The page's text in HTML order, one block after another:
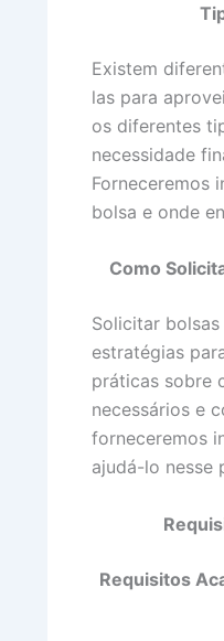
Existem
las para
os diferentes
necessidade
Forneceremos
bolsa e onde
Como
Solicitar
estratégias
práticas sobre
necessários e
forneceremos
ajudá-lo nesse
Requisitos